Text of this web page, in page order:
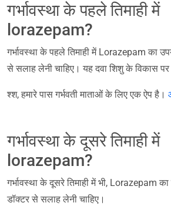
गर्भावस्था के पहले तिमाही में
lorazepam?
गर्भावस्था के पहले तिमाही में Lorazepam का
से सलाह लेनी चाहिए। यह दवा शिशु के विकास
श्श, हमारे पास गर्भवती माताओं के लिए एक ऐप है।
गर्भावस्था के दूसरे तिमाही में
lorazepam?
गर्भावस्था के दूसरे तिमाही में भी, Lorazepam
डॉक्टर से सलाह लेनी चाहिए।